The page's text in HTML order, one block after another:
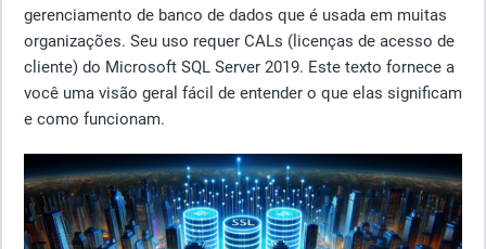
gerenciamento de banco de dados que é usada em muitas
organizações. Seu uso requer CALs (licenças de acesso de
cliente) do Microsoft SQL Server 2019. Este texto fornece a
você uma visão geral fácil de entender o que elas significam
e como funcionam.